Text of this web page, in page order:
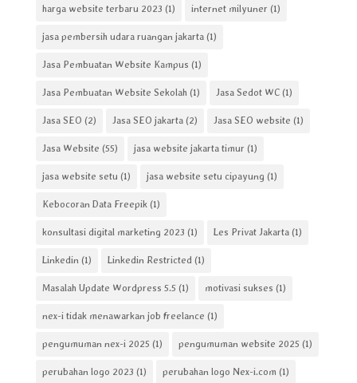
harga website terbaru 2023 (1) internet milyuner (1)
jasa pembersih udara ruangan jakarta(1)
Jasa Pembuatan Website Kampus (1)
Jasa Pembuatan Website Sekolah (1) Jasa Sedot WC(1)
Jasa SEO (2) Jasa SEO jakarta(2) Jasa SEO website (1)
Jasa Website (55) jasa website jakarta timur (1)
jasa website setu (1) jasa website setu cipayung (1)
Kebocoran Data Freepik(1)
konsultasi digital marketing 2023 (1) Les Privat Jakarta(1)
Linkedin(1) Linkedin Restricted (1)
Masalah Update Wordpress 5.5(1) motivasi sukses (1)
nex-i tidak menawarkan job freelance (1)
pengumuman nex-i 2025(1) pengumuman website 2025(1)
perubahan logo 2023 (1) perubahan logo Nex-i.com (1)